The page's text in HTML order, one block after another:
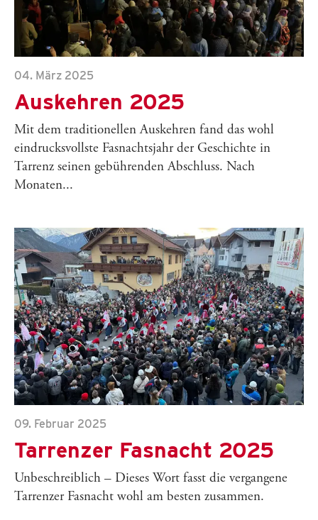
04. März 2025
Auskehren 2025
Mit dem traditionellen Auskehren fand das wohl
eindrucksvollste Fasnachtsjahr der Geschichte in
Tarrenz seinen gebührenden Abschluss. Nach
Monaten...
09. Februar 2025
Tarrenzer Fasnacht 2025
Unbeschreiblich – Dieses Wort fasst die vergangene
Tarrenzer Fasnacht wohl am besten zusammen.